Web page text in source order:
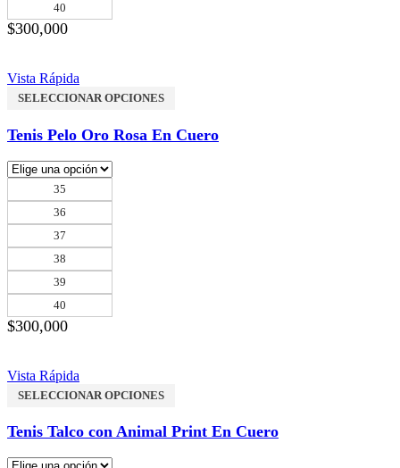
40
$300,000
Vista Rápida
SELECCIONAR OPCIONES
Tenis Pelo Oro Rosa En Cuero
35
36
37
38
39
40
$300,000
Vista Rápida
SELECCIONAR OPCIONES
Tenis Talco con Animal Print En Cuero